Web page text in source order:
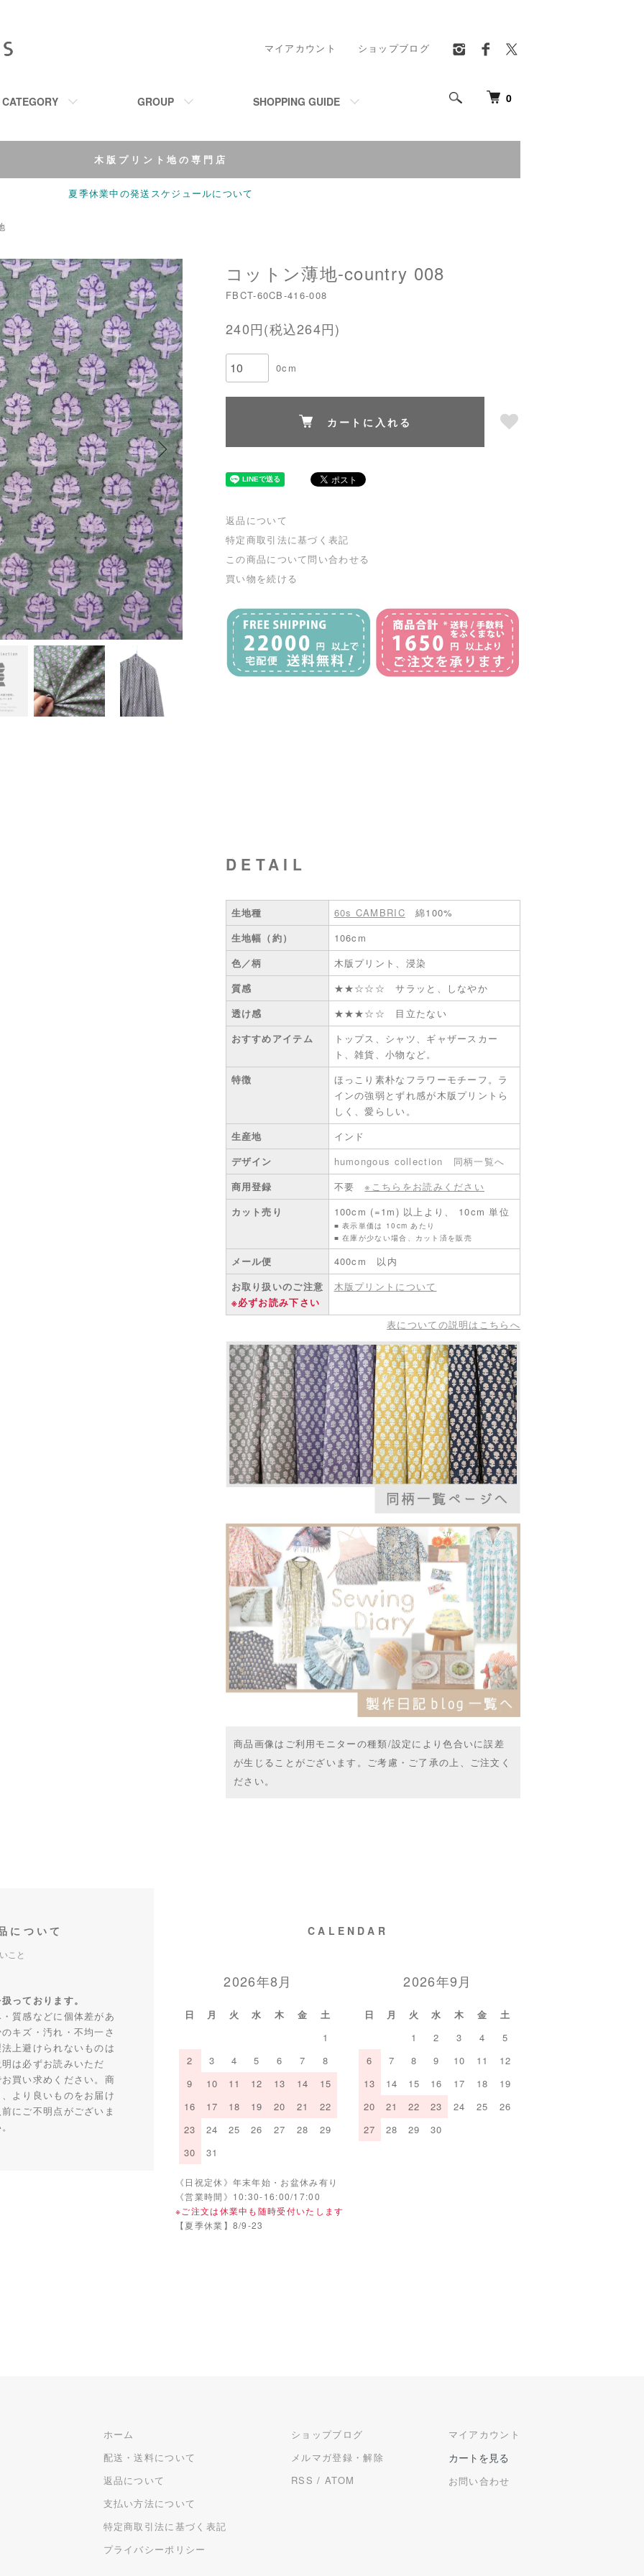
0
GROUP SHOPPING GUIDE
マイアカウント ショップブログ
木版プリント地の専門店
夏季休業中の発送スケジュールについて
コットン薄地-country 008
FBCT-60CB-416-008
240円(税込264円)
0cm
カートに入れる
返品について
特定商取引法に基づく表記
この商品について問い合わせる
買い物を続ける
DETAIL
生地種 60s CAMBRIC 綿100%
生地幅（約）
106cm
色／柄
木版プリント、浸染
質感
★★☆☆☆ サラッと、しなやか
透け感
★★★☆☆ 目立たない
おすすめアイテム
トップス、シャツ、ギャザースカー
ト、雑貨、小物など。
特徴
ほっこり素朴なフラワーモチーフ。ラ
インの強弱とずれ感が木版プリントら
しく、愛らしい。
生産地
インド
デザイン
humongous collection
同柄一覧へ
商用登録
不要※こちらをお読みください
カット売り
100cm (=1m) 以上より、 10cm 単位
■ 表示単価は 10cm あたり
■ 在庫が少ない場合、カット済を販売
メール便
400cm 以内
お取り扱いのご注意
※必ずお読み下さい
木版プリントについて
表についての説明はこちらへ
商品画像はご利用モニターの種類/設定により色合いに誤差
が生じることがございます。ご考慮・ご了承の上、ご注文く
ださい。
について
こと
っております。
質感などに個体差があ
キズ・汚れ・不均一さ
上避けられないものは
は必ずお読みいただ
買い求めください。商
より良いものをお届け
にご不明点がございま
CALENDAR
2026年8月
日 月 火 水 木 金
土
1
2
3 4 5 6 7
8
9
10 11 12 13 14
15
16
17 18 19 20 21
22
23
24 25 26 27 28
29
30
31
2026年9月
日 月 火 水 木 金
土
1
2 3 4
5
6
7 8 9 10 11
12
13
14 15 16 17 18
19
20
21 22 23 24 25
26
27
28 29 30
《日祝定休》年末年始・お盆休み有り
《営業時間》10:30-16:00/17:00
※ご注文は休業中も随時受付いたします
【夏季休業】8/9-23
ホーム
配送・送料について
返品について
支払い方法について
特定商取引法に基づく表記
プライバシーポリシー
ショップブログ
メルマガ登録・解除
RSS / ATOM
マイアカウント
カートを見る
お問い合わせ